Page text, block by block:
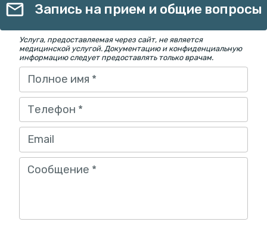
Запись на прием и общие вопросы
Услуга, предоставляемая через сайт, не является
медицинской услугой. Документацию и конфиденциальную
информацию следует предоставлять только врачам.
Полное имя *
Телефон *
Email
Сообщение *